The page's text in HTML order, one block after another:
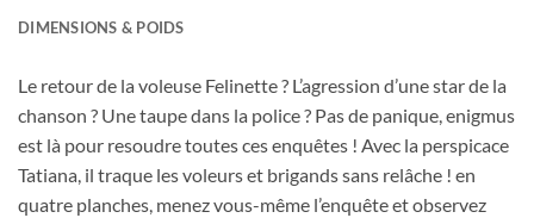
DIMENSIONS & POIDS
Le retour de la voleuse Felinette ? L’agression d’une star de la
chanson ? Une taupe dans la police ? Pas de panique, enigmus
est là pour resoudre toutes ces enquêtes ! Avec la perspicace
Tatiana, il traque les voleurs et brigands sans relâche ! en
quatre planches, menez vous-même l’enquête et observez